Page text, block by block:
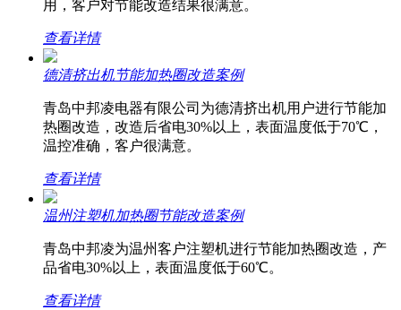
用，客户对节能改造结果很满意。
查看详情
德清挤出机节能加热圈改造案例
青岛中邦凌电器有限公司为德清挤出机用户进行节能加
热圈改造，改造后省电30%以上，表面温度低于70℃，
温控准确，客户很满意。
查看详情
温州注塑机加热圈节能改造案例
青岛中邦凌为温州客户注塑机进行节能加热圈改造，产
品省电30%以上，表面温度低于60℃。
查看详情